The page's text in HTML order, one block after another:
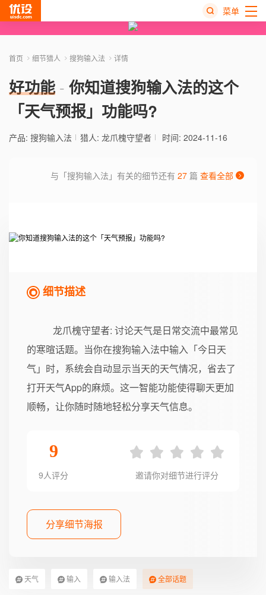
菜单
首页 细节猎人 搜狗输入法 详情
好功能
你知道搜狗输入法的这个
「天气预报」功能吗?
产品: 搜狗输入法 猎人: 龙爪槐守望者 时间: 2024-11-16
与「搜狗输入法」有关的细节还有 27 篇 查看全部
细节描述
龙爪槐守望者: 讨论天气是日常交流中最常见
的寒暄话题。当你在搜狗输入法中输入「今日天
气」时，系统会自动显示当天的天气情况，省去了
打开天气App的麻烦。这一智能功能使得聊天更加
顺畅，让你随时随地轻松分享天气信息。
9
9人评分 邀请你对细节进行评分
分享细节海报
天气 输入 输入法 全部话题